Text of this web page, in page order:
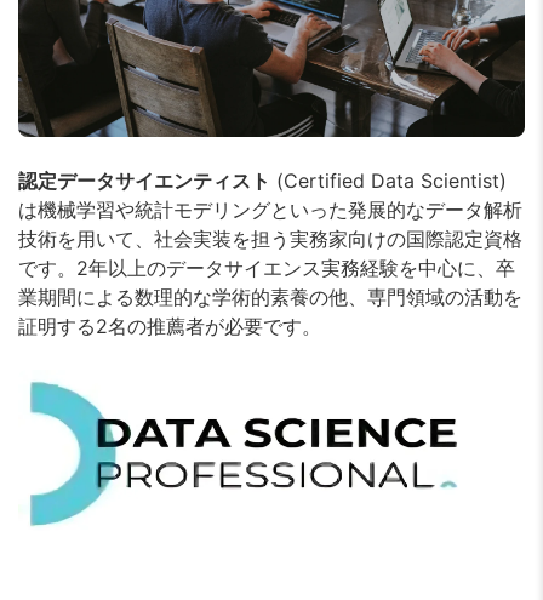
認定データサイエンティスト (Certified Data Scientist)
は機械学習や統計モデリングといった発展的なデータ解析
技術を用いて、社会実装を担う実務家向けの国際認定資格
です。2年以上のデータサイエンス実務経験を中心に、卒
業期間による数理的な学術的素養の他、専門領域の活動を
証明する2名の推薦者が必要です。